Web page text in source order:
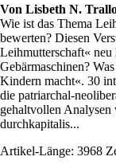
Von Lisbeth N.
Wie ist das Thema
bewerten? Diesen
Leihmutterschaft« neu
Gebärmaschinen?
Kindern macht«. 30
die patriarchal-
gehaltvollen Analysen
durchkapitalis...
Artikel-Länge: 3968